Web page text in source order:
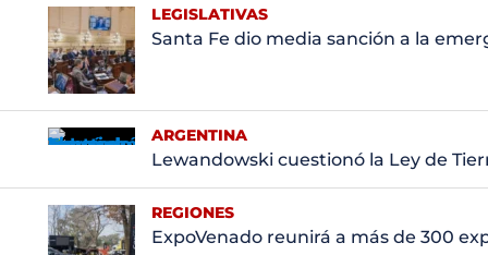
LEGISLATIVAS
Santa Fe dio media sanción a la
ARGENTINA
Lewandowski cuestionó la Ley de
REGIONES
ExpoVenado reunirá a más de 300